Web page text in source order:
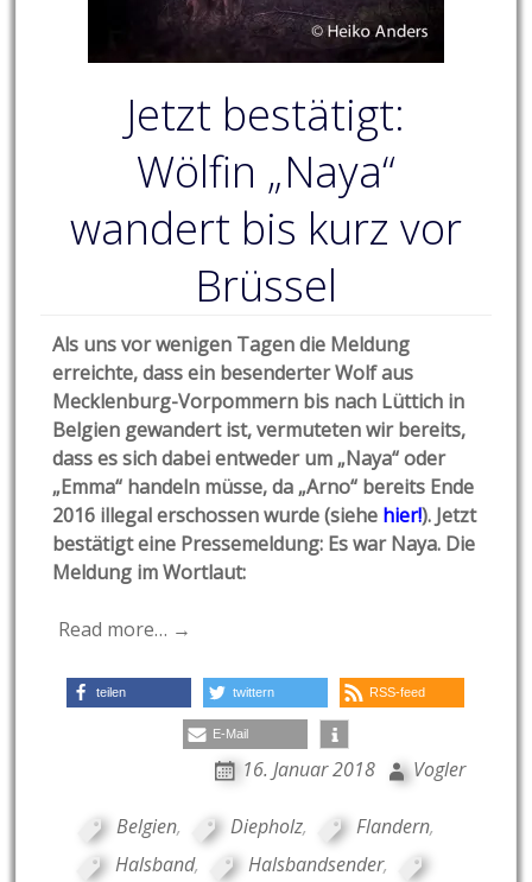
Jetzt bestätigt:
Wölfin „Naya“
wandert bis kurz vor
Brüssel
Als uns vor wenigen Tagen die Meldung
erreichte, dass ein besenderter Wolf aus
Mecklenburg-Vorpommern bis nach Lüttich in
Belgien gewandert ist, vermuteten wir bereits,
dass es sich dabei entweder um „Naya“ oder
„Emma“ handeln müsse, da „Arno“ bereits Ende
2016 illegal erschossen wurde (siehe hier!). Jetzt
bestätigt eine Pressemeldung: Es war Naya. Die
Meldung im Wortlaut:
Read more… →
teilen twittern RSS-feed
E-Mail
16. Januar 2018 Vogler
Belgien, Diepholz, Flandern,
Halsband, Halsbandsender,